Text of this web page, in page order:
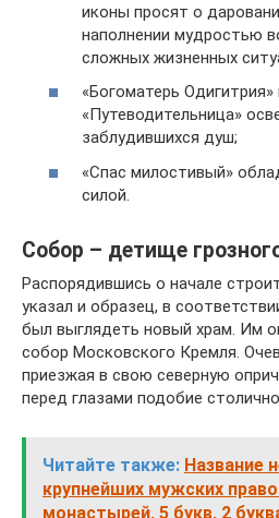
иконы просят о
наполнении мудростью
сложных жизненных
«Богоматерь Одигитрия»
«Путеводительница»
заблудившихся душ;
«Спас милостивый»
силой.
Собор – детище
Распорядившись о начале
указал и образец, в
был выглядеть новый храм. Им
собор Московского Кремля.
приезжая в свою северную
перед глазами подобие
Читайте также: Название
крупнейших мужских
монастырей, 5 букв, 2